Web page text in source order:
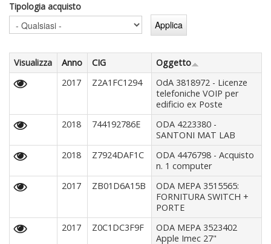
Tipologia acquisto
Visualizza Anno CIG
Oggetto
2017
Z2A1FC1294
OdA 3818972 - Licenze
telefoniche VOIP per
edificio ex Poste
2018
744192786E
ODA 4223380 -
SANTONI MAT LAB
2018
Z7924DAF1C
ODA 4476798 - Acquisto
n. 1 computer
2017
ZB01D6A15B
ODA MEPA 3515565:
FORNITURA SWITCH +
PORTE
2017
Z0C1DC3F9F
ODA MEPA 3523402
Apple Imec 27"